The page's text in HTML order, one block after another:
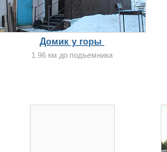
Домик у горы
1.96 км до подъемника